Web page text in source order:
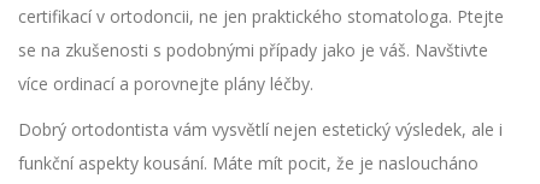
certifikací v ortodoncii, ne jen praktického stomatologa. Ptejte
se na zkušenosti s podobnými případy jako je váš. Navštivte
více ordinací a porovnejte plány léčby.
Dobrý ortodontista vám vysvětlí nejen estetický výsledek, ale i
funkční aspekty kousání. Máte mít pocit, že je nasloucháno